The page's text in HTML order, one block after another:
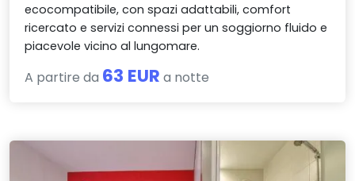
ecocompatibile, con spazi adattabili, comfort
ricercato e servizi connessi per un soggiorno fluido e
piacevole vicino al lungomare.
A partire da 63 EUR a notte